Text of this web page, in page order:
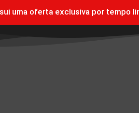
uma oferta exclusiva por tempo